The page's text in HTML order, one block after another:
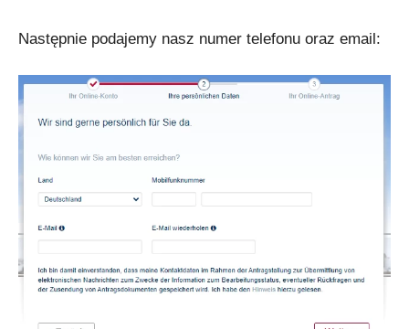
Następnie podajemy nasz numer telefonu oraz email: